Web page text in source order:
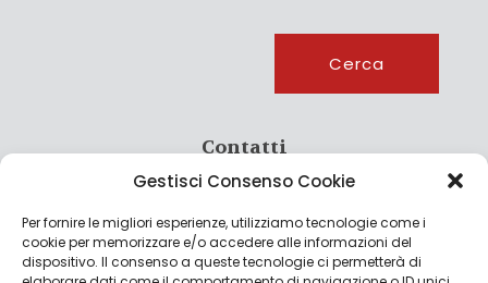
Gestisci Consenso Cookie
Per fornire le migliori esperienze, utilizziamo tecnologie come i
cookie per memorizzare e/o accedere alle informazioni del
dispositivo. Il consenso a queste tecnologie ci permetterà di
Cerca
Contatti
info@culturagroalimentare.com